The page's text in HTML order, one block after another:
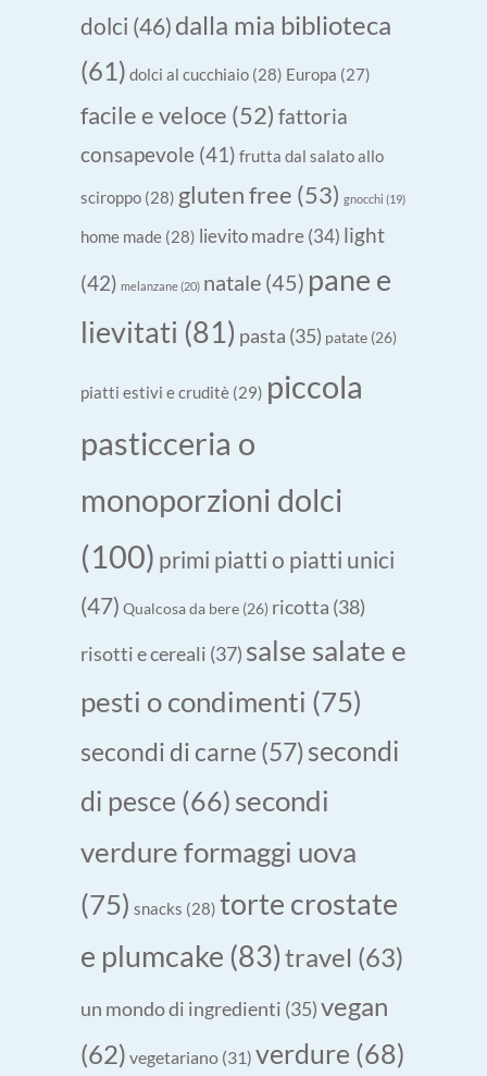
dolci (46) dalla mia biblioteca
(61) dolci al cucchiaio (28) Europa (27)
facile e veloce (52) fattoria
consapevole (41) frutta dal salato allo
sciroppo (28) gluten free (53) gnocchi (19)
home made (28) lievito madre(34) light
(42) melanzane(20) natale (45) pane e
lievitati (81) pasta (35) patate (26)
piatti estivi e cruditè (29) piccola
pasticceria o
monoporzioni dolci
(100) primi piatti o piatti unici
(47) Qualcosa da bere (26) ricotta (38)
risotti e cereali (37) salse salate e
pesti o condimenti (75)
secondi di carne (57)secondi
di pesce (66) secondi
verdure formaggi uova
(75) snacks (28) torte crostate
e plumcake (83)travel (63)
un mondo di ingredienti (35)vegan
(62) vegetariano (31) verdure (68)